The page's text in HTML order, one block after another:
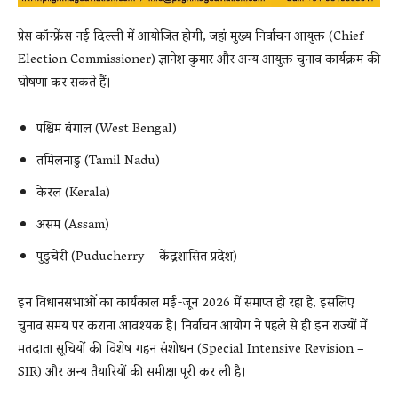
प्रेस कॉन्फ्रेंस नई दिल्ली में आयोजित होगी, जहां मुख्य निर्वाचन आयुक्त (Chief
Election Commissioner) ज्ञानेश कुमार और अन्य आयुक्त चुनाव कार्यक्रम की
घोषणा कर सकते हैं।
पश्चिम बंगाल (West Bengal)
तमिलनाडु (Tamil Nadu)
केरल (Kerala)
असम (Assam)
पुडुचेरी (Puducherry – केंद्रशासित प्रदेश)
इन विधानसभाओं का कार्यकाल मई-जून 2026 में समाप्त हो रहा है, इसलिए
चुनाव समय पर कराना आवश्यक है। निर्वाचन आयोग ने पहले से ही इन राज्यों में
मतदाता सूचियों की विशेष गहन संशोधन (Special Intensive Revision –
SIR) और अन्य तैयारियों की समीक्षा पूरी कर ली है।